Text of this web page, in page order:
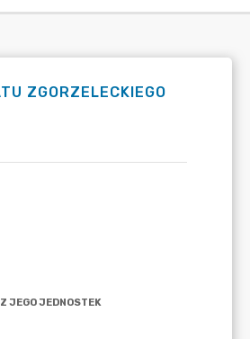
ZGORZELECKIEGO